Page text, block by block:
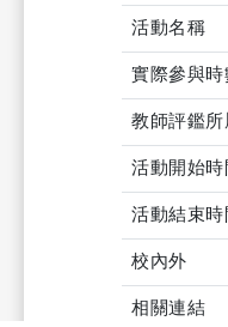
活動名稱
實際參與時
教師評鑑
活動開始時
活動結束時
校內外
相關連結